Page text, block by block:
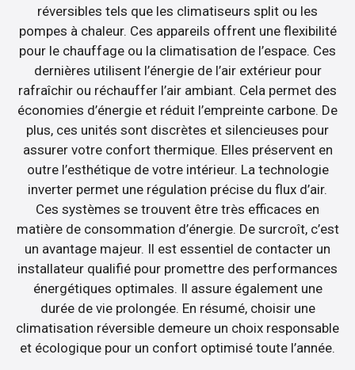
réversibles tels que les climatiseurs split ou les
pompes à chaleur. Ces appareils offrent une flexibilité
pour le chauffage ou la climatisation de l’espace. Ces
dernières utilisent l’énergie de l’air extérieur pour
rafraîchir ou réchauffer l’air ambiant. Cela permet des
économies d’énergie et réduit l’empreinte carbone. De
plus, ces unités sont discrètes et silencieuses pour
assurer votre confort thermique. Elles préservent en
outre l’esthétique de votre intérieur. La technologie
inverter permet une régulation précise du flux d’air.
Ces systèmes se trouvent être très efficaces en
matière de consommation d’énergie. De surcroît, c’est
un avantage majeur. Il est essentiel de contacter un
installateur qualifié pour promettre des performances
énergétiques optimales. Il assure également une
durée de vie prolongée. En résumé, choisir une
climatisation réversible demeure un choix responsable
et écologique pour un confort optimisé toute l’année.